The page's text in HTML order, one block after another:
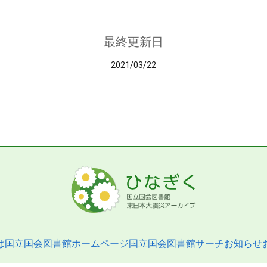
最終更新日
2021/03/22
国立国会図書館ホームページ国立国会図書館サーチお知らせ